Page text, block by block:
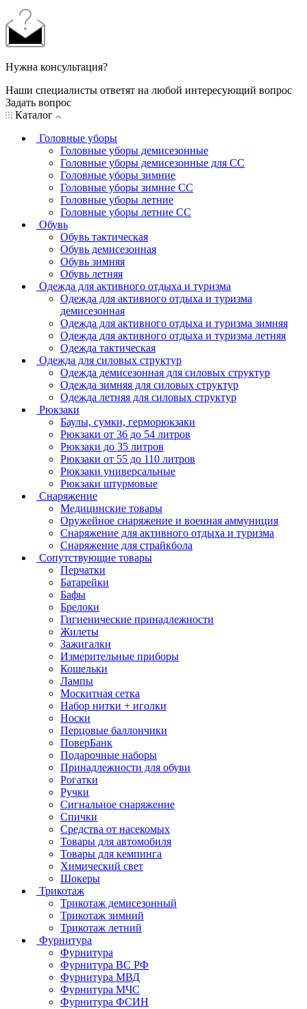
Нужна консультация?
Наши специалисты ответят на любой интересующий вопрос
Задать вопрос
Каталог
Головные уборы
Головные уборы демисезонные
Головные уборы демисезонные для СС
Головные уборы зимние
Головные уборы зимние СС
Головные уборы летние
Головные уборы летние СС
Обувь
Обувь тактическая
Обувь демисезонная
Обувь зимняя
Обувь летняя
Одежда для активного отдыха и туризма
Одежда для активного отдыха и туризма
демисезонная
Одежда для активного отдыха и туризма зимняя
Одежда для активного отдыха и туризма летняя
Одежда тактическая
Одежда для силовых структур
Одежда демисезонная для силовых структур
Одежда зимняя для силовых структур
Одежда летняя для силовых структур
Рюкзаки
Баулы, сумки, герморюкзаки
Рюкзаки от 36 до 54 литров
Рюкзаки до 35 литров
Рюкзаки от 55 до 110 литров
Рюкзаки универсальные
Рюкзаки штурмовые
Снаряжение
Медицинские товары
Оружейное снаряжение и военная аммуниция
Снаряжение для активного отдыха и туризма
Снаряжение для страйкбола
Сопутствующие товары
Перчатки
Батарейки
Бафы
Брелоки
Гигиенические принадлежности
Жилеты
Зажигалки
Измерительные приборы
Кошельки
Лампы
Москитная сетка
Набор нитки + иголки
Носки
Перцовые баллончики
ПоверБанк
Подарочные наборы
Принадлежности для обуви
Рогатки
Ручки
Сигнальное снаряжение
Спички
Средства от насекомых
Товары для автомобиля
Товары для кемпинга
Химический свет
Шокеры
Трикотаж
Трикотаж демисезонный
Трикотаж зимний
Трикотаж летний
Фурнитура
Фурнитура
Фурнитура ВС РФ
Фурнитура МВД
Фурнитура МЧС
Фурнитура ФСИН